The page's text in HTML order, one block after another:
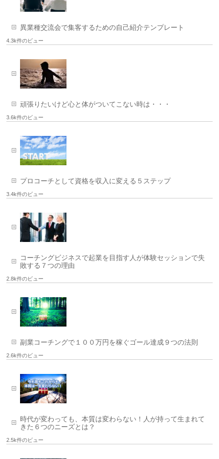
異業種交流会で集客するための自己紹介テンプレート
4.3k件のビュー
頑張りたいけど心と体がついてこない時は・・・
3.6k件のビュー
プロコーチとして資格を収入に変える５ステップ
3.4k件のビュー
コーチングビジネスで起業を目指す人が体験セッションで失
敗する７つの理由
2.8k件のビュー
副業コーチングで１００万円を稼ぐゴール達成９つの法則
2.6k件のビュー
時代が変わっても、本質は変わらない！人が持って生まれて
きた６つのニーズとは？
2.5k件のビュー